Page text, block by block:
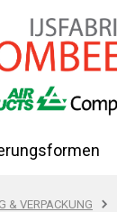
& VERPACKUNG